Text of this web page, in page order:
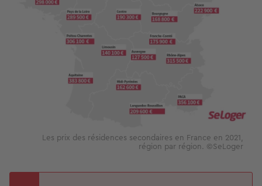
Les prix des résidences secondaires en France en 2021,
région par région. ©SeLoger